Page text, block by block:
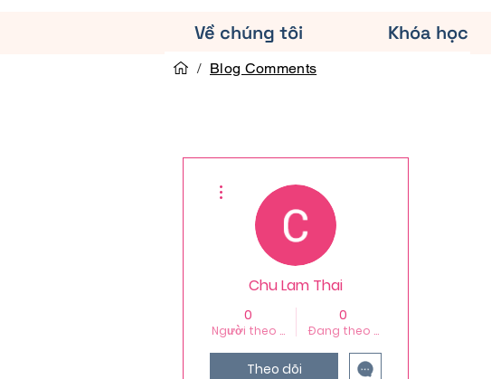
Về chúng tôi Khóa học
/ Blog Comments
Chu Lam Thai
0
Người theo dõi
0
Đang theo dõi
Theo dõi